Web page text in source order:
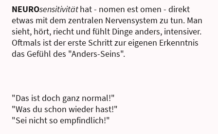
NEUROsensitivitäthat - nomen est omen - direkt
etwas mit dem zentralen Nervensystem zu tun. Man
sieht, hört, riecht und fühlt Dinge anders, intensiver.
Oftmals ist der erste Schritt zur eigenen Erkenntnis
das Gefühl des "Anders-Seins".
"Das ist doch ganz normal!"
"Was du schon wieder hast!"
"Sei nicht so empfindlich!"